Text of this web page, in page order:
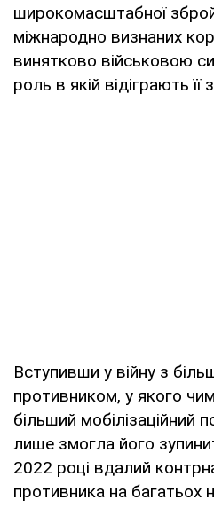
широкомасштабної
міжнародно визнаних
винятково військовою
роль в якій відіграють її
Вступивши у війну з
противником, у якого
більший мобілізаційний
лише змогла його
2022 році вдалий
противника на багатьох